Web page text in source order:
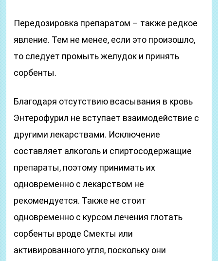
Передозировка препаратом – также редкое
явление. Тем не менее, если это произошло,
то следует промыть желудок и принять
сорбенты.
Благодаря отсутствию всасывания в кровь
Энтерофурил не вступает взаимодействие с
другими лекарствами. Исключение
составляет алкоголь и спиртосодержащие
препараты, поэтому принимать их
одновременно с лекарством не
рекомендуется. Также не стоит
одновременно с курсом лечения глотать
сорбенты вроде Смекты или
активированного угля, поскольку они